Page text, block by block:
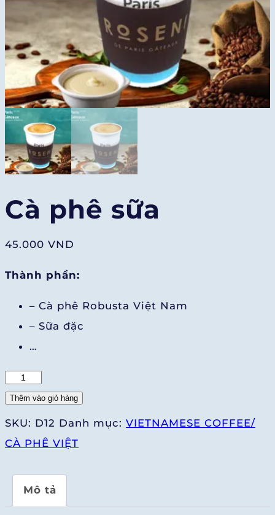
Cà phê sữa
45.000 VND
Thành phần:
– Cà phê Robusta Việt Nam
– Sữa đặc
…
phê
sữa
số
Thêm vào giỏ hàng
SKU: D12 Danh mục: VIETNAMESE COFFEE/
CÀ PHÊ VIỆT
Mô tả